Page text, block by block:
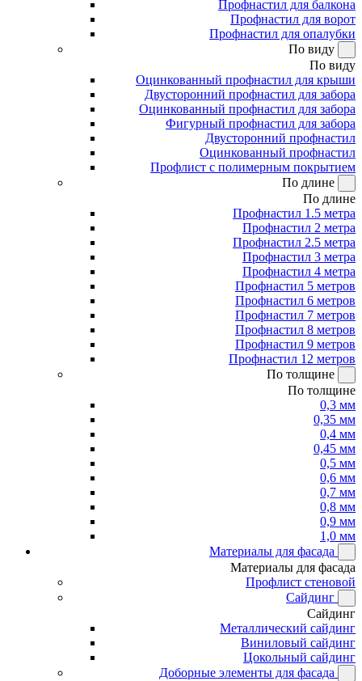
Профнастил для балкона
Профнастил для ворот
Профнастил для опалубки
По виду
По виду
Оцинкованный профнастил для крыши
Двусторонний профнастил для забора
Оцинкованный профнастил для забора
Фигурный профнастил для забора
Двусторонний профнастил
Оцинкованный профнастил
Профлист с полимерным покрытием
По длине
По длине
Профнастил 1.5 метра
Профнастил 2 метра
Профнастил 2.5 метра
Профнастил 3 метра
Профнастил 4 метра
Профнастил 5 метров
Профнастил 6 метров
Профнастил 7 метров
Профнастил 8 метров
Профнастил 9 метров
Профнастил 12 метров
По толщине
По толщине
0,3 мм
0,35 мм
0,4 мм
0,45 мм
0,5 мм
0,6 мм
0,7 мм
0,8 мм
0,9 мм
1,0 мм
Материалы для фасада
Материалы для фасада
Профлист стеновой
Сайдинг
Сайдинг
Металлический сайдинг
Виниловый сайдинг
Цокольный сайдинг
Доборные элементы для фасада